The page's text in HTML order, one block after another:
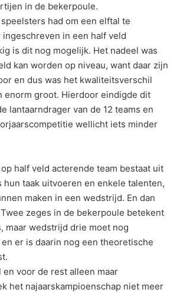
in de bekerpoule.
had om een elftal te
in een half veld
is dit nog mogelijk. Het nadeel was
kan worden op niveau, want daar zijn
en dus was het kwaliteitsverschil
enorm groot. Hierdoor eindigde dit
lantaarndrager van de 12 teams en
wellicht iets minder
op half veld acterende team bestaat uit
hun taak uitvoeren en enkele talenten,
maken in een wedstrijd. En dan
zeges in de bekerpoule betekent
maar wedstrijd drie moet nog
er is daarin nog een theoretische
voor de rest alleen maar
het najaarskampioenschap niet meer